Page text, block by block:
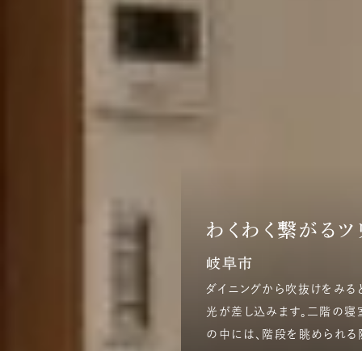
わくわく繋がる
岐阜市
ダイニングから吹抜けをみる
光が差し込みます。二階の寝
の中には、階段を眺められる